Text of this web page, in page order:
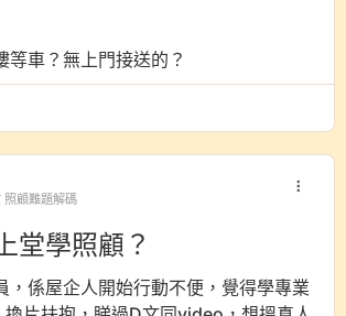
等車？無上門接送的？
照顧難題解碼
堂學照顧？
，係屋企人開始行動不便，覺得學專業